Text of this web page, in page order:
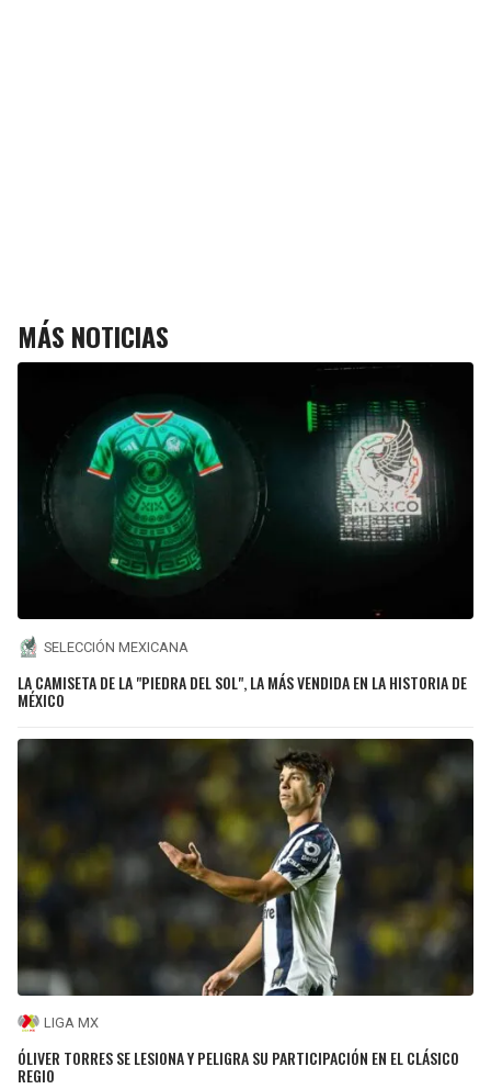
MÁS NOTICIAS
SELECCIÓN MEXICANA
LA CAMISETA DE LA "PIEDRA DEL SOL", LA MÁS VENDIDA EN LA HISTORIA DE
MÉXICO
LIGA MX
ÓLIVER TORRES SE LESIONA Y PELIGRA SU PARTICIPACIÓN EN EL CLÁSICO
REGIO